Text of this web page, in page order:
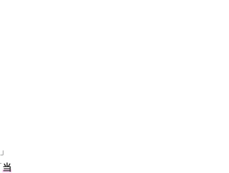
」
当